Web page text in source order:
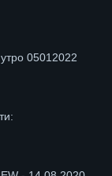
05012022